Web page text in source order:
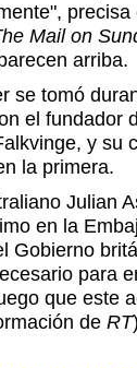
Mail on
arriba.
se tomó
el fundador
y su
la primera.
Julian
en la
Gobierno
para
que este
de RT